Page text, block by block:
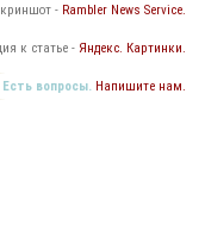
- Rambler News Service.
к статье - Яндекс. Картинки.
Есть вопросы. Напишите нам.